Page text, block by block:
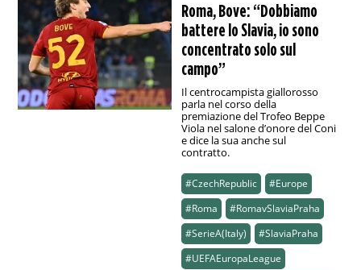
Roma, Bove: “Dobbiamo
battere lo Slavia, io sono
concentrato solo sul
campo”
Il centrocampista giallorosso
parla nel corso della
premiazione del Trofeo Beppe
Viola nel salone d’onore del Coni
e dice la sua anche sul
contratto.
#CzechRepublic
#Europe
#Roma
#RomavSlaviaPraha
#SerieA(Italy)
#SlaviaPraha
#UEFAEuropaLeague